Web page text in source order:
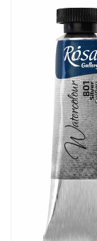
kredy
Gumki i
temperówki
Farby,
media i
dodatki
Sztalugi i
podobrazia
papiery
i kalki
Kolorowanki
Poradniki
do nauki
rysunku
Pędzle